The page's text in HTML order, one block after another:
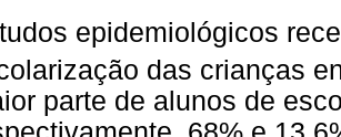
epidemiológicos
das crianças
parte de alunos de